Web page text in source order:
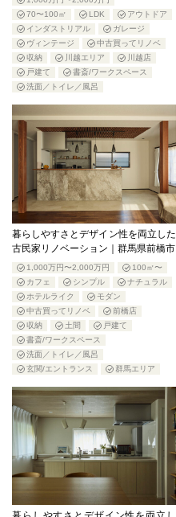
70〜100㎡
LDK
アウトドア
インダストリアル
ガレージ
ヴィンテージ
中古買ってリノベ
収納
川越エリア
川越店
戸建て
書斎/ワークスペース
洗面／トイレ／風呂
暮らしやすさとデザイン性を両立した
古民家リノベーション｜群馬県前橋市
1,000万円〜2,000万円
100㎡〜
カフェ
シンプル
ナチュラル
ホテルライク
モダン
中古買ってリノベ
前橋店
収納
土間
戸建て
書斎/ワークスペース
洗面／トイレ／風呂
玄関/エントランス
群馬エリア